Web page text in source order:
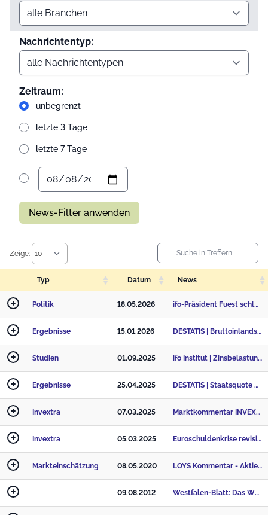
Nachrichtentyp:
Zeitraum:
unbegrenzt
letzte 3 Tage
letzte 7 Tage
News-Filter anwenden
Zeige:
Typ Datum News
Politik 18.05.2026 ifo-Präsident Fuest schlägt Obergrenze für Staatsquote vor
Ergebnisse 15.01.2026 DESTATIS | Bruttoinlandsprodukt im Jahr 2025 um 0,2 % gewachsen
Studien 01.09.2025 ifo Institut | Zinsbelastung Öffentliche Haushalte
Ergebnisse 25.04.2025 DESTATIS | Staatsquote 2024 auf 49,5 % angestiegen
Invextra 07.03.2025 Marktkommentar INVEXTRA: Deutschlands Megaschulden-Ankündigung bringt Bundesanleihen unter Druck
Invextra 05.03.2025 Euroschuldenkrise revisited: Kann auf die Ideen der FDP verzichtet werden?
Markteinschätzung 08.05.2020 LOYS Kommentar - Aktienmärkte mit Erholungstendenzen
09.08.2012 Westfalen-Blatt: Das WESTFALEN-BLATT (Bielefeld) zur ...